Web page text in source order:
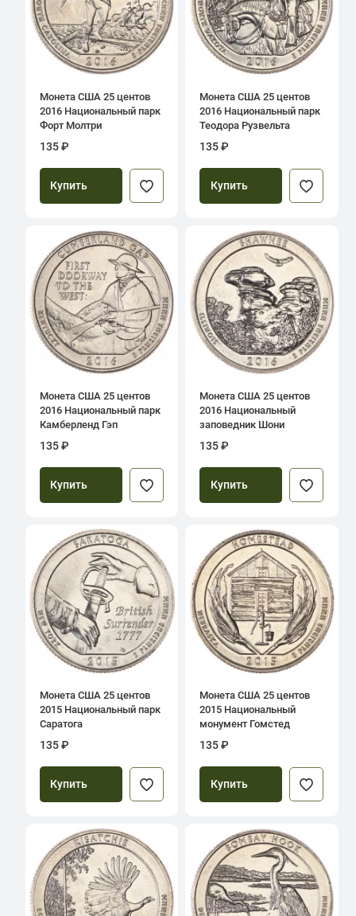
Монета США 25 центов
2016 Национальный парк
Форт Молтри
135 ₽
Купить
Монета США 25 центов
2016 Национальный парк
Теодора Рузвельта
135 ₽
Купить
Монета США 25 центов
2016 Национальный парк
Камберленд Гэп
135 ₽
Купить
Монета США 25 центов
2016 Национальный
заповедник Шони
135 ₽
Купить
Монета США 25 центов
2015 Национальный парк
Саратога
135 ₽
Купить
Монета США 25 центов
2015 Национальный
монумент Гомстед
135 ₽
Купить